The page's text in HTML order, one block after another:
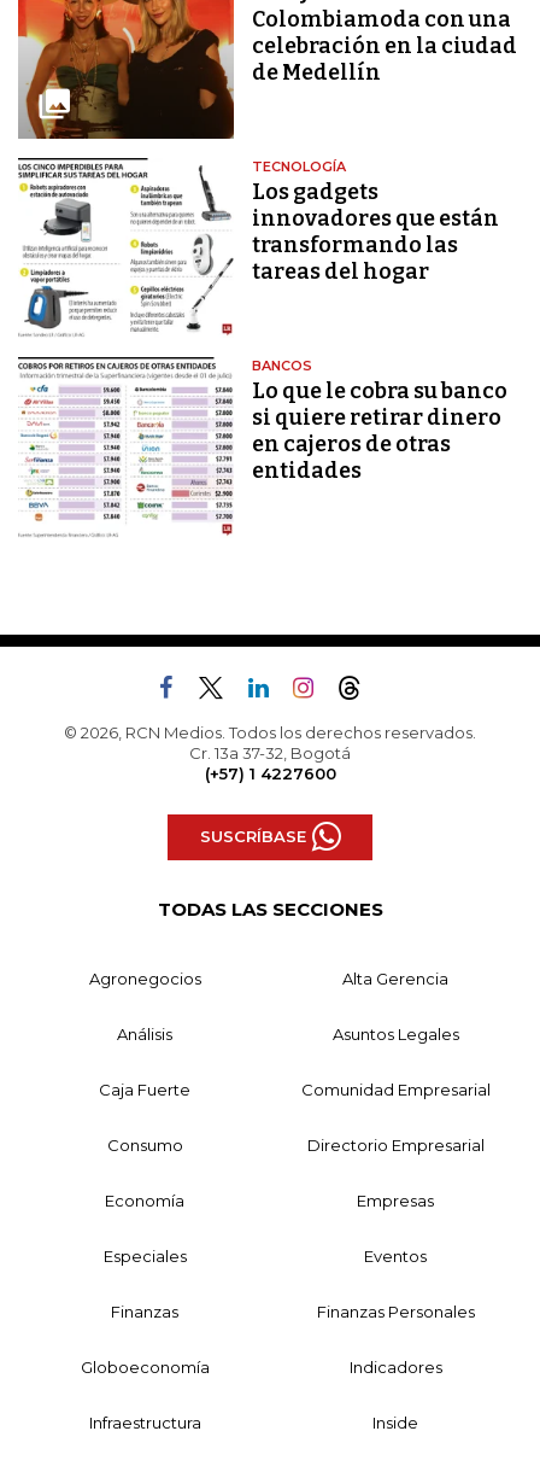
Colombiamoda con una
celebración en la ciudad
de Medellín
TECNOLOGÍA
Los gadgets
innovadores que están
transformando las
tareas del hogar
BANCOS
Lo que le cobra su banco
si quiere retirar dinero
en cajeros de otras
entidades
© 2026, RCN Medios. Todos los derechos reservados.
Cr. 13a 37-32, Bogotá
(+57) 1 4227600
SUSCRÍBASE
TODAS LAS SECCIONES
Agronegocios Alta Gerencia
Análisis Asuntos Legales
Caja Fuerte Comunidad Empresarial
Consumo Directorio Empresarial
Economía Empresas
Especiales Eventos
Finanzas Finanzas Personales
Globoeconomía Indicadores
Infraestructura Inside